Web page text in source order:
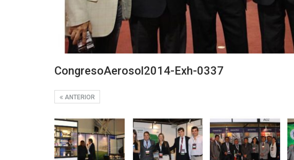
CongresoAerosol2014-Exh-0337
ANTERIOR